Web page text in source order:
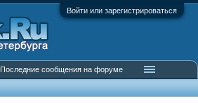
Войти или зарегистрироваться
Последние сообщения на форуме